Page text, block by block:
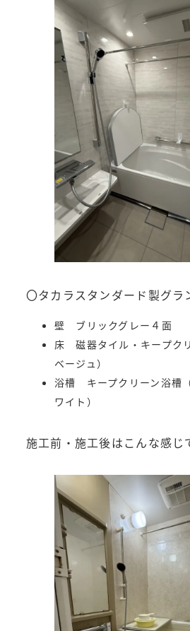
〇タカラスタンダード製グラ
壁 ブリックグレー４面
床 磁器タイル・キープク
ベージュ）
浴槽 キープクリーン浴槽
ワイト）
施工前・施工後はこんな感じ